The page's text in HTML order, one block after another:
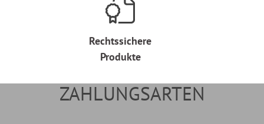
Rechtssichere
Produkte
ZAHLUNGSARTEN